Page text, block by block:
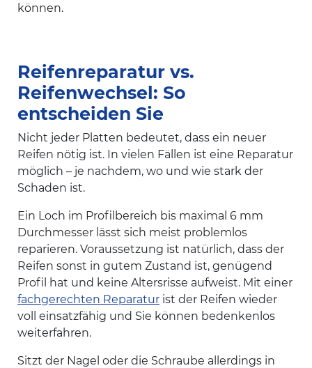
können.
Reifenreparatur vs.
Reifenwechsel: So
entscheiden Sie
Nicht jeder Platten bedeutet, dass ein neuer
Reifen nötig ist. In vielen Fällen ist eine Reparatur
möglich – je nachdem, wo und wie stark der
Schaden ist.
Ein Loch im Profilbereich bis maximal 6 mm
Durchmesser lässt sich meist problemlos
reparieren. Voraussetzung ist natürlich, dass der
Reifen sonst in gutem Zustand ist, genügend
Profil hat und keine Altersrisse aufweist. Mit einer
fachgerechten Reparatur ist der Reifen wieder
voll einsatzfähig und Sie können bedenkenlos
weiterfahren.
Sitzt der Nagel oder die Schraube allerdings in